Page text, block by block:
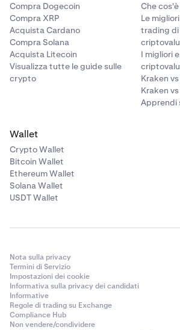
Compra Dogecoin
Compra XRP
Acquista Cardano
Compra Solana
Acquista Litecoin
Visualizza tutte le guide sulle
crypto
Che
Le
trading
I migliori
Kraken
Kraken
Apprendi
Wallet
Crypto Wallet
Bitcoin Wallet
Ethereum Wallet
Solana Wallet
USDT Wallet
Nota sulla privacy
Termini di Servizio
Impostazioni dei cookie
Informativa sulla privacy dei candidati
Informative
Regole di trading su Exchange
Compliance Hub
Non vendere/condividere